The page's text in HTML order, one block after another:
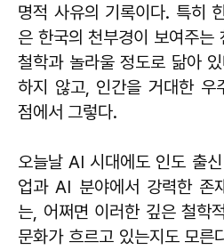
명적 사유의 기록이다. 특히
은 한국의 천부경이 보여주는
철학과 놀라울 정도로 닮아
하지 않고, 인간을 거대한 우
점에서 그렇다.
오늘날 AI 시대에도 인도 출
업과 AI 분야에서 강력한 존
는, 어쩌면 이러한 깊은 철학
문화가 흐르고 있는지도 모른